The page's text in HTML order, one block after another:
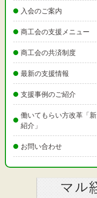
入会のご案内
商工会の支援メニュー
商工会の共済制度
最新の支援情報
支援事例のご紹介
働いてもらい方改革「
紹介」
お問い合わせ